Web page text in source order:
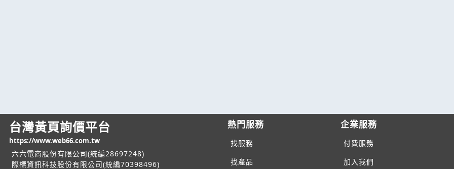
台灣黃頁詢價平台
https://www.web66.com.tw
六六電商股份有限公司(統編28697248)
際標資訊科技股份有限公司(統編70398496)
熱門服務
找服務
找產品
企業服務
付費服務
加入我們